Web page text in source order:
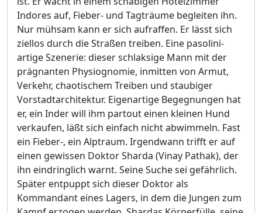
Indores auf, Fieber- und Tagträume begleiten ihn.
Nur mühsam kann er sich aufraffen. Er lässt sich
ziellos durch die Straßen treiben. Eine pasolini-
artige Szenerie: dieser schlaksige Mann mit der
prägnanten Physiognomie, inmitten von Armut,
Verkehr, chaotischem Treiben und staubiger
Vorstadtarchitektur. Eigenartige Begegnungen hat
er, ein Inder will ihm partout einen kleinen Hund
verkaufen, läßt sich einfach nicht abwimmeln. Fast
ein Fieber-, ein Alptraum. Irgendwann trifft er auf
einen gewissen Doktor Sharda (Vinay Pathak), der
ihn eindringlich warnt. Seine Suche sei gefährlich.
Später entpuppt sich dieser Doktor als
Kommandant eines Lagers, in dem die Jungen zum